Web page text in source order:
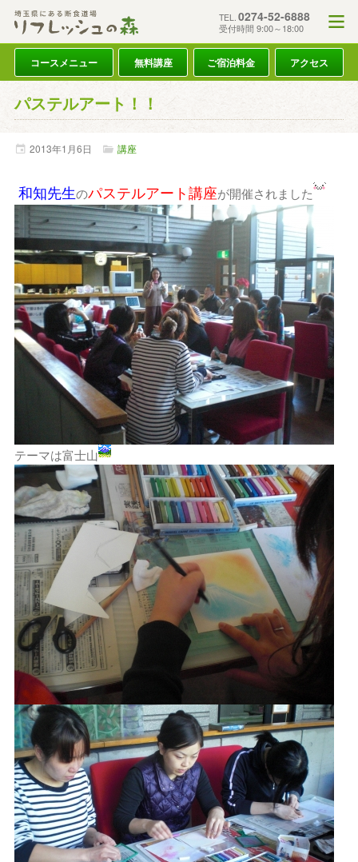
TEL. 0274-52-6888
受付時間 9:00～18:00
コースメニュー 無料講座 ご宿泊料金 アクセス
パステルアート！！
2013年1月6日 講座
和知先生のパステルアート講座が開催されました
テーマは富士山